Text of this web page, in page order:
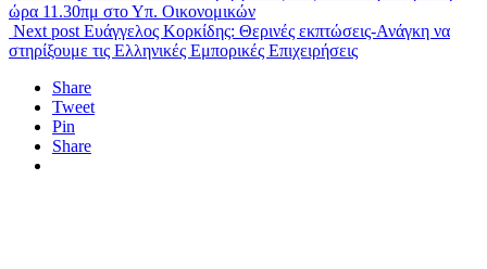
ώρα 11.30πμ στο Υπ. Οικονομικών
Next post Ευάγγελος Κορκίδης: Θερινές εκπτώσεις-Ανάγκη να
στηρίξουμε τις Ελληνικές Εμπορικές Επιχειρήσεις
Share
Tweet
Pin
Share